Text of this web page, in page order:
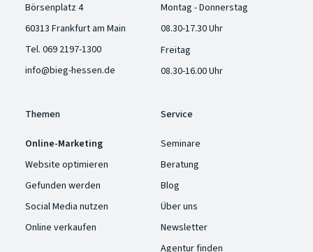
Börsenplatz 4
60313 Frankfurt am Main
Tel. 069 2197-1300
info@bieg-hessen.de
Montag - Donnerstag
08.30-17.30 Uhr
Freitag
08.30-16.00 Uhr
Themen
Online-Marketing
Website optimieren
Gefunden werden
Social Media nutzen
Online verkaufen
Service
Seminare
Beratung
Blog
Über uns
Newsletter
Agentur finden